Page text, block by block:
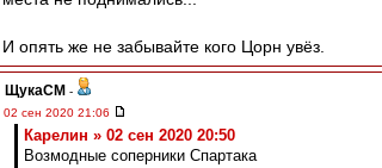
И опять же не забывайте кого Цорн увёз.
ЩукаСМ -
02 сен 2020 21:06
Карелин » 02 сен 2020 20:50
Возмодные соперники Спартака